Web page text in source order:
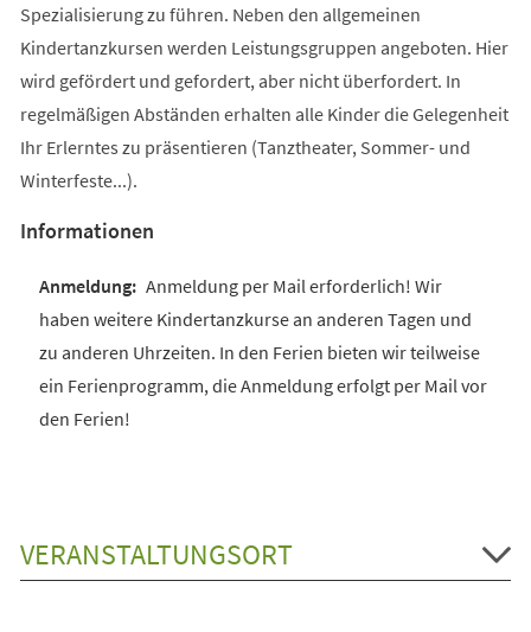
Spezialisierung zu führen. Neben den allgemeinen
Kindertanzkursen werden Leistungsgruppen angeboten. Hier
wird gefördert und gefordert, aber nicht überfordert. In
regelmäßigen Abständen erhalten alle Kinder die Gelegenheit
Ihr Erlerntes zu präsentieren (Tanztheater, Sommer- und
Winterfeste...).
Informationen
Anmeldung per Mail erforderlich! Wir
haben weitere Kindertanzkurse an anderen Tagen und
zu anderen Uhrzeiten. In den Ferien bieten wir teilweise
ein Ferienprogramm, die Anmeldung erfolgt per Mail vor
den Ferien!
VERANSTALTUNGSORT